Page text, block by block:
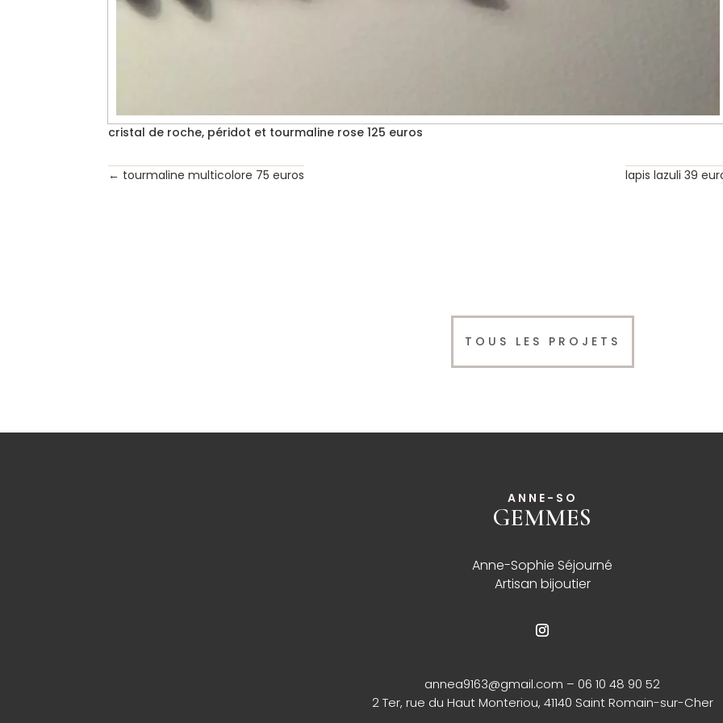
cristal de roche, péridot et tourmaline rose 125 euros
← tourmaline multicolore 75 euros lapis lazuli 39
TOUS LES PROJETS
ANNE-SO
GEMMES
Anne-Sophie Séjourné
Artisan bijoutier
annea9163@gmail.com – 06 10 48 90 52
2 Ter, rue du Haut Monteriou, 41140 Saint Romain-sur-Cher